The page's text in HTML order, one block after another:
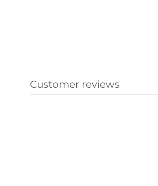
Customer reviews